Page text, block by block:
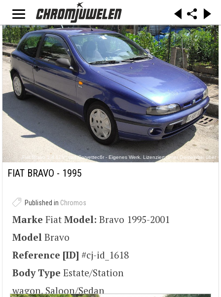
„Fiat Bravo 1.4 12V“ von Corvettec6r - Eigenes Werk. Lizenziert unter Gemeinfrei über
Wikimedia Commons -
FIAT BRAVO - 1995
Published in Chromos
Marke Fiat Model: Bravo 1995-2001
Model Bravo
Reference [ID] #cj-id_1618
Body Type Estate/Station
wagon, Saloon/Sedan